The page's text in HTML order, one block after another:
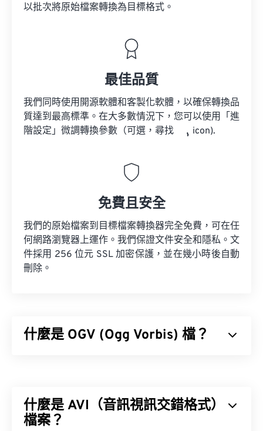
以批次將原始檔案轉換為目標格式。
最佳品質
我們同時使用開源軟體和客製化軟體，以確保轉換品
質達到最高標準。在大多數情況下，您可以使用「進
階設定」微調轉換參數（可選，尋找
icon).
免費且安全
我們的原始檔案到目標檔案轉換器完全免費，可在任
何網路瀏覽器上運作。我們保證文件安全和隱私。文
件採用 256 位元 SSL 加密保護，並在幾小時後自動
刪除。
什麼是 OGV (Ogg Vorbis) 檔？
開發，旨在與已獲專利的編解碼器競爭。 OGV 可時
分複用 (TDM)
什麼是 AVI（音訊視訊交錯格式）
檔案？